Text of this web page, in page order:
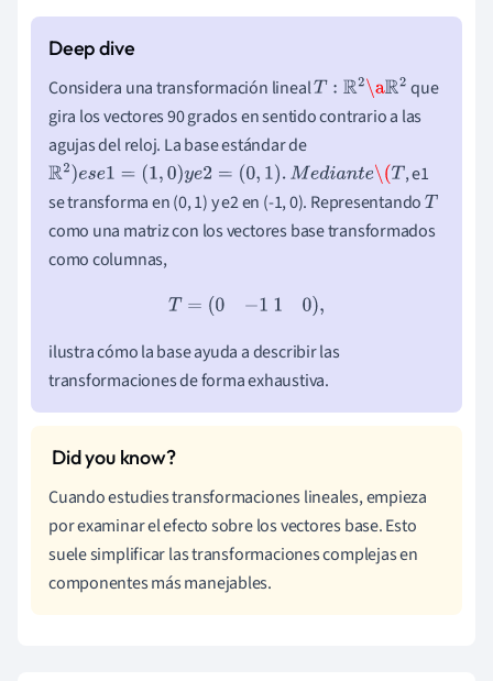
Considera una transformación linealT: R 2\aR2
que
gira los vectores 90 grados en sentido contrario a las
agujas del reloj. La base estándar de
R2)ese1=( 1,0 )ye2=(0,1). Me diante\(T
, e1
se transforma en (0, 1) y e2 en (-1, 0). RepresentandoT
como una matriz con los vectores base transformados
como columnas,
T= −11 0)
ilustra cómo la base ayuda a describir las
transformaciones de forma exhaustiva.
Cuando estudies transformaciones lineales, empieza
por examinar el efecto sobre los vectores base. Esto
suele simplificar las transformaciones complejas en
componentes más manejables.